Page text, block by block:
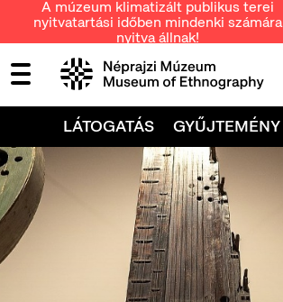
A múzeum klimatizált publikus terei
nyitvatartási időben mindenki számára
nyitva állnak!
LÁTOGATÁS GYŰJTEMÉNY